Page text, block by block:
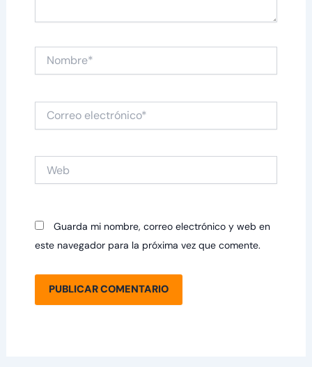
Nombre*
Correo
electrónico*
Guarda mi nombre, correo electrónico y web en
este navegador para la próxima vez que comente.